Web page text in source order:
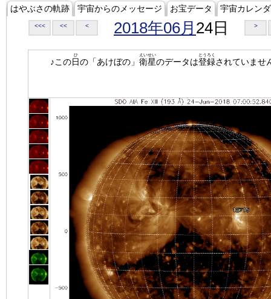
はやぶさの軌跡 宇宙からのメッセージ お宝データ 宇宙カレン
<<< << < 2018年06月 24日 >
♪この日
ひ
の「あけぼの」 衛星
えいせい
のデータは登録
とうろく
されていませ